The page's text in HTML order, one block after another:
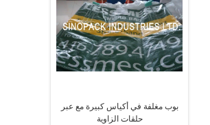
بوب مغلفة في أكياس كبيرة مع عبر
حلقات الزاوية